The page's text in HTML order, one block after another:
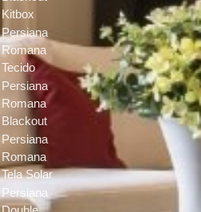
Kitbox
Persiana
Romana
Tecido
Persiana
Romana
Blackout
Persiana
Romana
Tela Solar
Persiana